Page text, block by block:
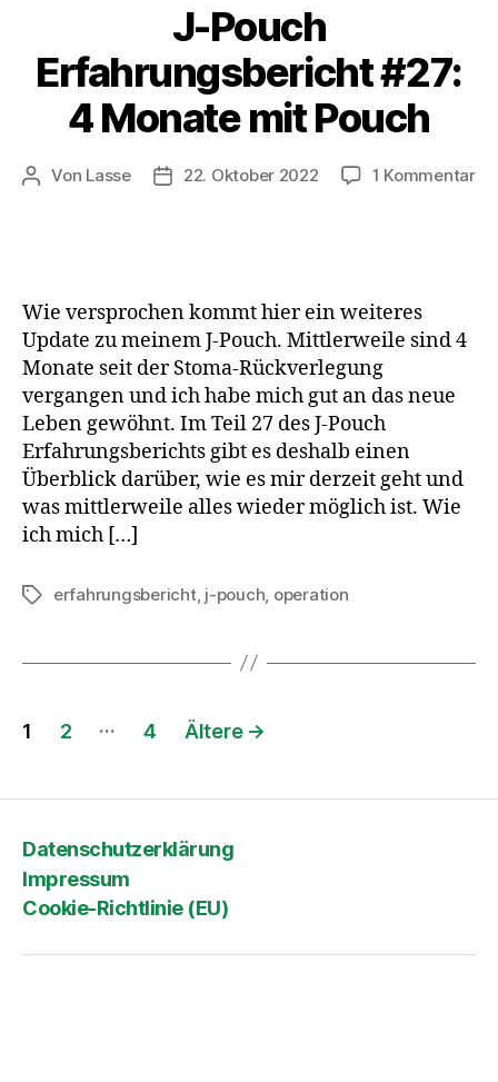
J-Pouch
Erfahrungsbericht #27:
4 Monate mit Pouch
Beitragsautor
Von Lasse Beitragsdatum
22. Oktober 2022 1 Kommentarzu
Wie versprochen kommt hier ein weiteres
Update zu meinem J-Pouch. Mittlerweile sind 4
Monate seit der Stoma-Rückverlegung
vergangen und ich habe mich gut an das neue
Leben gewöhnt. Im Teil 27 des J-Pouch
Erfahrungsberichts gibt es deshalb einen
Überblick darüber, wie es mir derzeit geht und
was mittlerweile alles wieder möglich ist. Wie
ich mich […]
Schlagwörter
erfahrungsbericht, j-pouch operation
Seitennummerierung
Beiträge
1 2 … 4 Ältere →
Datenschutzerklärung
Impressum
Cookie-Richtlinie (EU)